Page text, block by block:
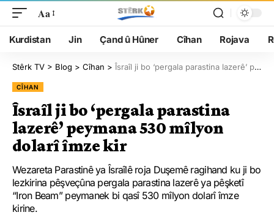
Aa
Kurdistan Jin Çand û Hûner Cîhan Rojava
Stêrk TV > Blog > Cîhan > Îsraîl ji bo ‘pergala parastina lazerê’ peymana 530 mîlyon dolarî îmze kir
CÎHAN
Îsraîl ji bo ‘pergala parastina
lazerê’ peymana 530 mîlyon
dolarî îmze kir
Wezareta Parastinê ya Îsraîlê roja Duşemê ragihand ku ji bo
lezkirina pêşveçûna pergala parastina lazerê ya pêşketî
“Iron Beam” peymanek bi qasî 530 mîlyon dolarî îmze
kirine.